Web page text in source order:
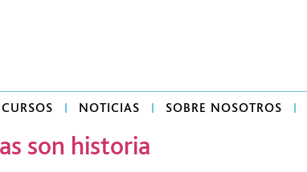
NOTICIAS SOBRE NOSOTROS
son historia